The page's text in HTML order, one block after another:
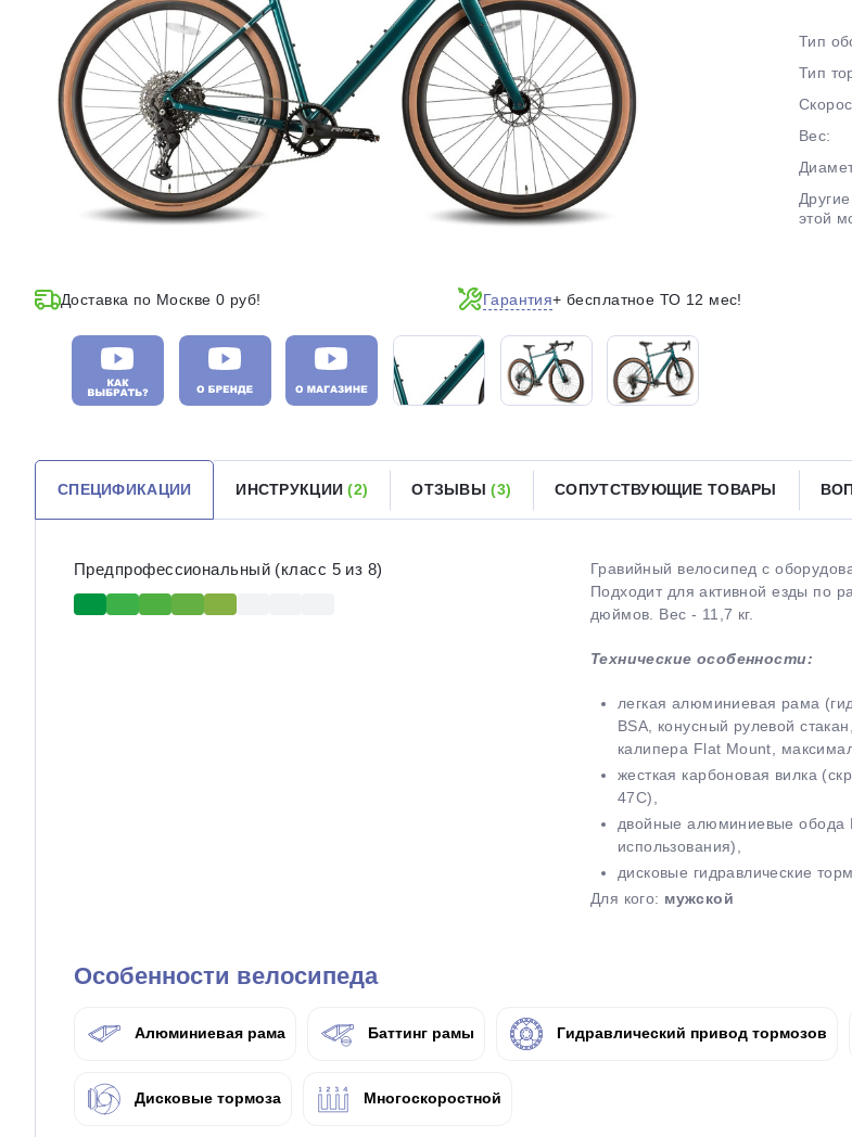
Доставка по Москве 0 руб! Гарантия+ бесплатное ТО 12 мес!
Тип
Тип
Вес:
этой
СПЕЦИФИКАЦИИ ИНСТРУКЦИИ(2) ОТЗЫВЫ(3) СОПУТСТВУЮЩИЕ ТОВАРЫ
Предпрофессиональный (класс 5 из 8)
Гравийный велосипед с
Подходит для активной езды по
дюймов. Вес - 11,7 кг.
Технические особенности:
легкая алюминиевая рама
BSA, конусный рулевой
калипера Flat Mount,
жесткая карбоновая вилка
47С),
двойные алюминиевые обода
использования),
дисковые гидравлические
Для кого: мужской
Особенности велосипеда
Алюминиевая рама Баттинг рамы Гидравлический привод тормозов
Дисковые тормоза Многоскоростной
График платежей
Сегодня
25%
Оплачивайте сегодня только
25% картой любого банка
25
Остались вопросы?
8 800 302-02-51